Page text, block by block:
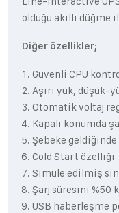
olduğu akıllı
Diğer özellikler;
Güvenli CPU
Aşırı yük, düşük-
Otomatik voltaj
Kapalı konumda
Şebeke
Cold Start özelliği
Simüle edilmiş
Şarj süresini %50
USB haberleşme